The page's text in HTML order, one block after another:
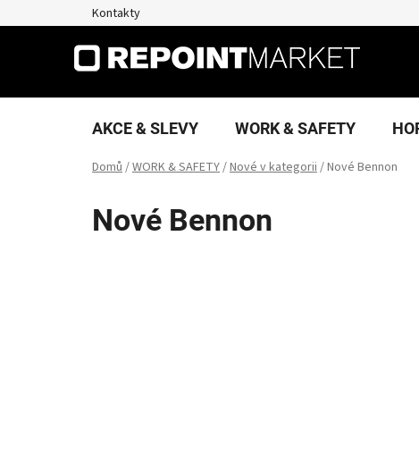
na
Kontakty
AKCE & SLEVY WORK & SAFETY
Domů/WORK & SAFETY/Nové v kategorii/Nové Bennon
Nové Bennon